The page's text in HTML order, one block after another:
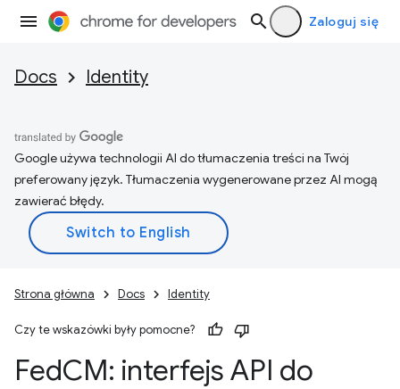
Zaloguj się
Docs Identity
Google używa technologii AI do tłumaczenia treści na Twój
preferowany język. Tłumaczenia wygenerowane przez AI mogą
zawierać błędy.
Strona główna Docs Identity
Czy te wskazówki były pomocne?
FedCM: interfejs API do